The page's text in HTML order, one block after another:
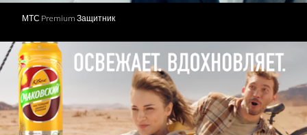
МТС Premium Защитник